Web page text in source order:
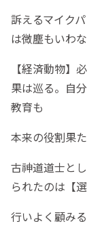
訴えるマイク
は微塵もいわ
【経済動物】
果は巡る。自
教育も
本来の役割果た
古神道道士と
られたのは【
行いよく顧み